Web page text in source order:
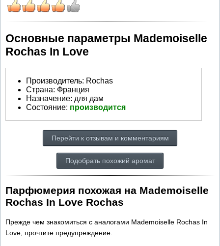
Основные параметры Mademoiselle
Rochas In Love
Производитель: Rochas
Страна: Франция
Назначение: для дам
Состояние: производится
Перейти к отзывам и комментариям
Подобрать похожий аромат
Парфюмерия похожая на Mademoiselle
Rochas In Love Rochas
Прежде чем знакомиться с аналогами Mademoiselle Rochas In
Love, прочтите предупреждение: